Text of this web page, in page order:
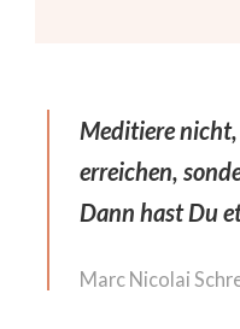
Meditiere
erreichen,
Dann hast Du
Marc Nicolai